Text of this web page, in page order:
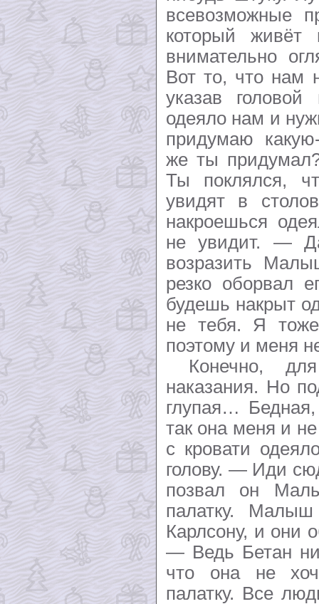
всевозможные
который
внимательно
Вот то, что нам
указав
одеяло нам и
придумаю
же ты
Ты поклялся,
увидят в
накроешься
не увидит. —
возразить
резко оборвал
будешь накрыт
не тебя. Я
поэтому и меня
Конечно,
наказания. Но
глупая…
так она меня и
с кровати
голову. — Иди
позвал он
палатку.
Карлсону, и они
— Ведь Бетан
что она не
палатку. Все